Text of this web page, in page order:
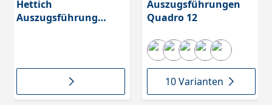
Hettich
Auszugsführung
9200438
Auszugsführungen
Quadro 12
10 Varianten